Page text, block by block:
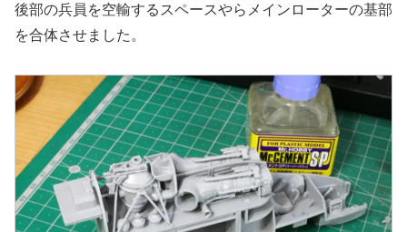
後部の兵員を空輸するスペースやらメインローターの基部
を合体させました。